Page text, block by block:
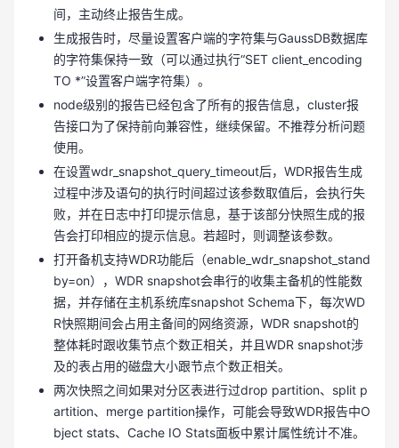
间，主动终止报告生成。
生成报告时，尽量设置客户端的字符集与GaussDB数据库
的字符集保持一致（可以通过执行“SET client_encoding
TO *”设置客户端字符集）。
node级别的报告已经包含了所有的报告信息，cluster报
告接口为了保持前向兼容性，继续保留。不推荐分析问题
使用。
在设置wdr_snapshot_query_timeout后，WDR报告生成
过程中涉及语句的执行时间超过该参数取值后，会执行失
败，并在日志中打印提示信息，基于该部分快照生成的报
告会打印相应的提示信息。若超时，则调整该参数。
打开备机支持WDR功能后（enable_wdr_snapshot_stand
by=on），WDR snapshot会串行的收集主备机的性能数
据，并存储在主机系统库snapshot Schema下，每次WD
R快照期间会占用主备间的网络资源，WDR snapshot的
整体耗时跟收集节点个数正相关，并且WDR snapshot涉
及的表占用的磁盘大小跟节点个数正相关。
两次快照之间如果对分区表进行过drop partition、split p
artition、merge partition操作，可能会导致WDR报告中O
bject stats、Cache IO Stats面板中累计属性统计不准。